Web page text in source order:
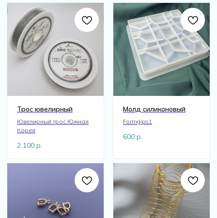
Трос ювелирный
Ювелирный трос Южная
Корея
2 100 р.
Молд силиконовый
Formgips1
600 р.